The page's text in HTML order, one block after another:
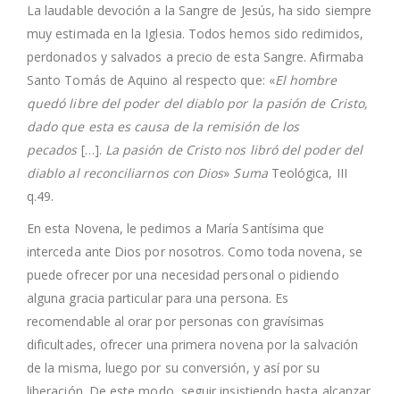
La laudable devoción a la Sangre de Jesús, ha sido siempre
muy estimada en la Iglesia. Todos hemos sido redimidos,
perdonados y salvados a precio de esta Sangre. Afirmaba
Santo Tomás de Aquino al respecto que: «El hombre
quedó libre del poder del diablo por la pasión de Cristo,
dado que esta es causa de la remisión de los
pecados[…]. La pasión de Cristo nos libró del poder del
diablo al reconciliarnos con Dios» Suma Teológica, III
q.49.
En esta Novena, le pedimos a María Santísima que
interceda ante Dios por nosotros. Como toda novena, se
puede ofrecer por una necesidad personal o pidiendo
alguna gracia particular para una persona. Es
recomendable al orar por personas con gravísimas
dificultades, ofrecer una primera novena por la salvación
de la misma, luego por su conversión, y así por su